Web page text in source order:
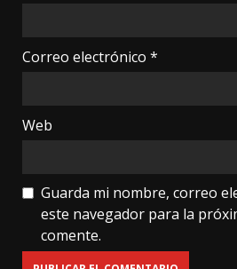
Correo electrónico *
Web
Guarda mi nombre, correo
este navegador para la
comente.